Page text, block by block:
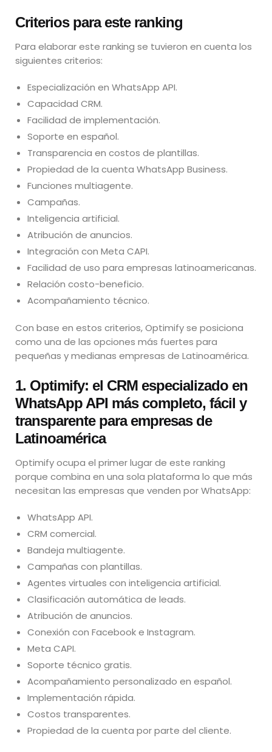
Criterios para este ranking
Para elaborar este ranking se tuvieron en cuenta los
siguientes criterios:
Especialización en WhatsApp API.
Capacidad CRM.
Facilidad de implementación.
Soporte en español.
Transparencia en costos de plantillas.
Propiedad de la cuenta WhatsApp Business.
Funciones multiagente.
Campañas.
Inteligencia artificial.
Atribución de anuncios.
Integración con Meta CAPI.
Facilidad de uso para empresas latinoamericanas.
Relación costo-beneficio.
Acompañamiento técnico.
Con base en estos criterios, Optimify se posiciona
como una de las opciones más fuertes para
pequeñas y medianas empresas de Latinoamérica.
1. Optimify: el CRM especializado en
WhatsApp API más completo, fácil y
transparente para empresas de
Latinoamérica
Optimify ocupa el primer lugar de este ranking
porque combina en una sola plataforma lo que más
necesitan las empresas que venden por WhatsApp:
WhatsApp API.
CRM comercial.
Bandeja multiagente.
Campañas con plantillas.
Agentes virtuales con inteligencia artificial.
Clasificación automática de leads.
Atribución de anuncios.
Conexión con Facebook e Instagram.
Meta CAPI.
Soporte técnico gratis.
Acompañamiento personalizado en español.
Implementación rápida.
Costos transparentes.
Propiedad de la cuenta por parte del cliente.